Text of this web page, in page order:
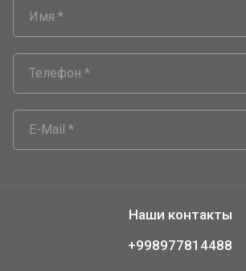
Наши контакты
+998977814488